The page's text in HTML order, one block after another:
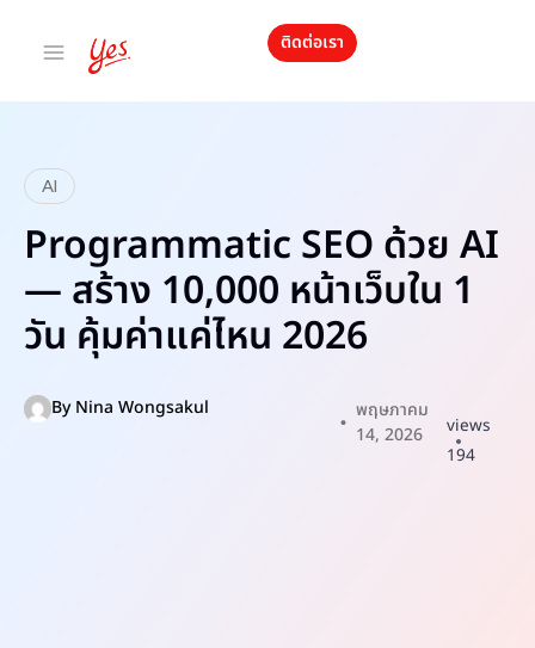
ติดต่อเรา
AI
Programmatic SEO ด้วย AI
— สร้าง 10,000 หน้าเว็บใน 1
วัน คุ้มค่าแค่ไหน 2026
ByNina Wongsakul
พฤษภาคม
14, 2026
views
194